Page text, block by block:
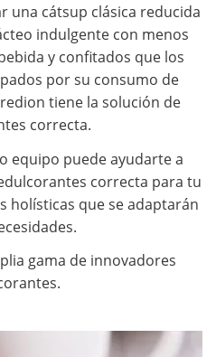
una cátsup clásica reducida
indulgente con menos
y confitados que los
por su consumo de
tiene la solución de
correcta.
equipo puede ayudarte a
correcta para tu
holísticas que se adaptarán
gama de innovadores